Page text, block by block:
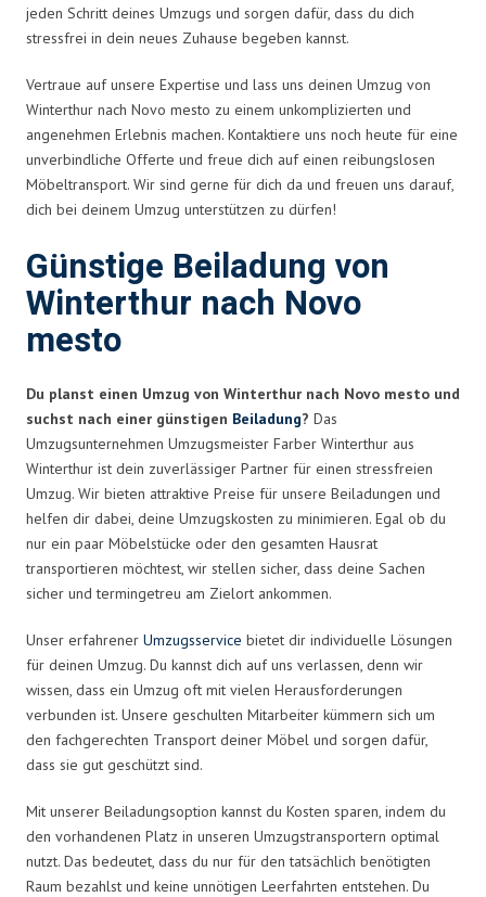
jeden Schritt deines Umzugs und sorgen dafür, dass du dich
stressfrei in dein neues Zuhause begeben kannst.
Vertraue auf unsere Expertise und lass uns deinen Umzug von
Winterthur nach Novo mesto zu einem unkomplizierten und
angenehmen Erlebnis machen. Kontaktiere uns noch heute für eine
unverbindliche Offerte und freue dich auf einen reibungslosen
Möbeltransport. Wir sind gerne für dich da und freuen uns darauf,
dich bei deinem Umzug unterstützen zu dürfen!
Günstige Beiladung von
Winterthur nach Novo
mesto
Du planst einen Umzug von Winterthur nach Novo mesto und
suchst nach einer günstigen Beiladung? Das
Umzugsunternehmen Umzugsmeister Farber Winterthur aus
Winterthur ist dein zuverlässiger Partner für einen stressfreien
Umzug. Wir bieten attraktive Preise für unsere Beiladungen und
helfen dir dabei, deine Umzugskosten zu minimieren. Egal ob du
nur ein paar Möbelstücke oder den gesamten Hausrat
transportieren möchtest, wir stellen sicher, dass deine Sachen
sicher und termingetreu am Zielort ankommen.
Unser erfahrener Umzugsservice bietet dir individuelle Lösungen
für deinen Umzug. Du kannst dich auf uns verlassen, denn wir
wissen, dass ein Umzug oft mit vielen Herausforderungen
verbunden ist. Unsere geschulten Mitarbeiter kümmern sich um
den fachgerechten Transport deiner Möbel und sorgen dafür,
dass sie gut geschützt sind.
Mit unserer Beiladungsoption kannst du Kosten sparen, indem du
den vorhandenen Platz in unseren Umzugstransportern optimal
nutzt. Das bedeutet, dass du nur für den tatsächlich benötigten
Raum bezahlst und keine unnötigen Leerfahrten entstehen. Du